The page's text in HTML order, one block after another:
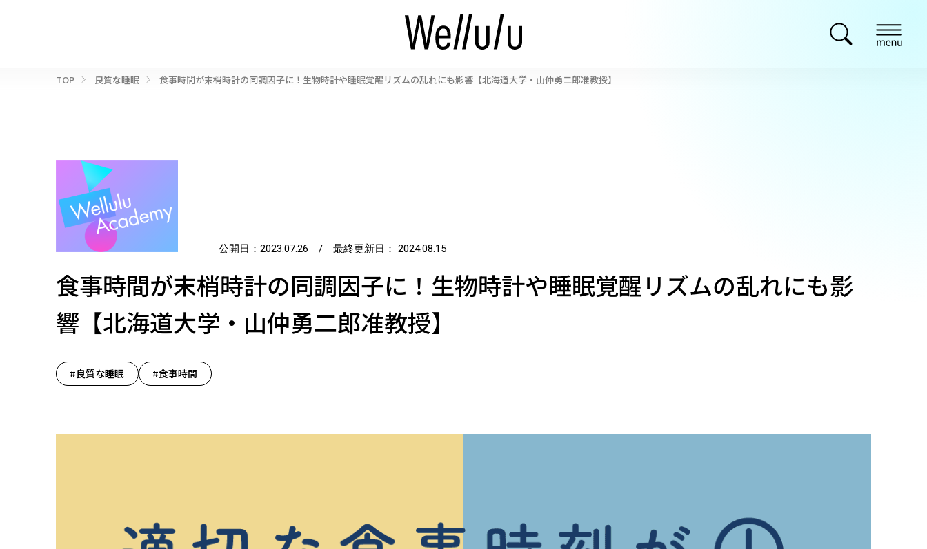
TOP 良質な睡眠 食事時間が末梢時計の同調因子に！生物時計や睡眠覚醒リズムの乱れにも影響【北海道大学・山仲勇二郎准教授】
公開日：2023.07.26 / 最終更新日： 2024.08.15
食事時間が末梢時計の同調因子に！生物時計や睡眠覚醒リズムの乱れにも影
響【北海道大学・山仲勇二郎准教授】
#良質な睡眠 #食事時間